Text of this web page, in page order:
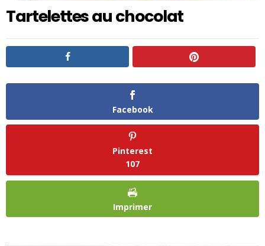
Tartelettes au chocolat
Facebook
Pinterest
107
Imprimer